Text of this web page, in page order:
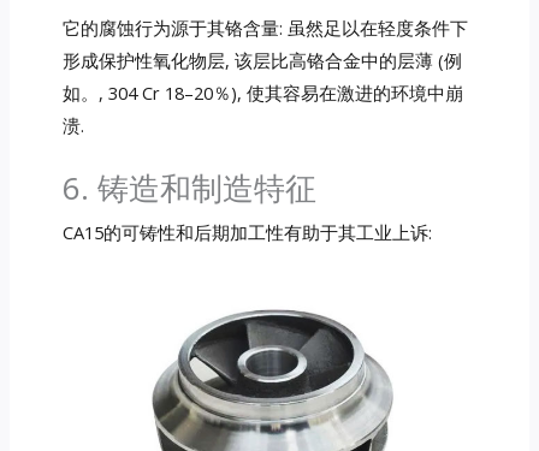
它的腐蚀行为源于其铬含量: 虽然足以在轻度条件下
形成保护性氧化物层, 该层比高铬合金中的层薄 (例
如。, 304 Cr 18–20％), 使其容易在激进的环境中崩
溃.
6. 铸造和制造特征
CA15的可铸性和后期加工性有助于其工业上诉: